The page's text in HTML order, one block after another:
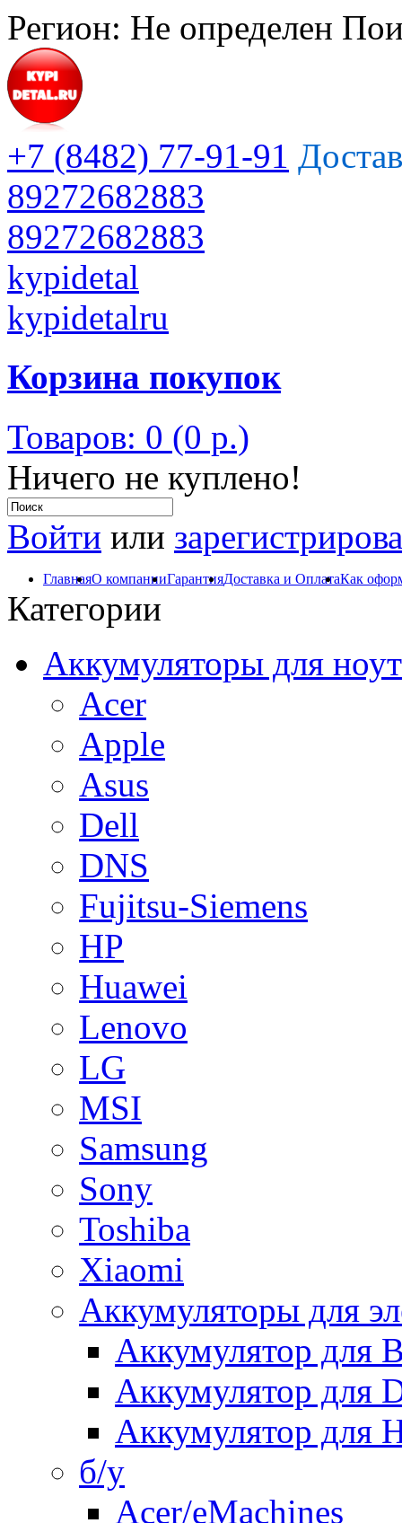
Регион: Не определен
+7 (8482) 77-91-91
89272682883
89272682883
kypidetal
kypidetalru
Корзина покупок
Товаров: 0 (0 р.)
Ничего не куплено!
Войти или
ГлавнаяО компанииГарантияДоставка и ОплатаКак
Категории
Аккумуляторы для
Acer
Apple
Asus
Dell
DNS
Fujitsu-Siemens
HP
Huawei
Lenovo
LG
MSI
Samsung
Sony
Toshiba
Xiaomi
Аккумуляторы для
Аккумулятор для
Аккумулятор для
Аккумулятор для
б/у
Acer/eMachines